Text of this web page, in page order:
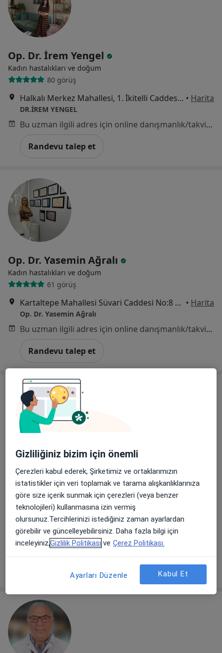
Op. Dr. İrem Yengel
Kadın hastalıkları ve doğum
80 görüş
Halkalı Merkez Mahallesi, 1. İkitelli Caddesi No:2, Meydan Halkalı Sitesi A Blok Kat:8 No:86, İstanbul • Harita
DR.İREM YENGEL
Bu uzman ilgili adres için online danışmanlık/takvim sunmuyor.
Randevu talep et
Op. Dr. Yasemin Ağralı
Kadın hastalıkları ve doğum
61 görüş
Kartaltepe Mahallesi Süvari Caddesi No:8 D:16 C Blok, İstanbul • Harita
Op. Dr. Yasemin Ağralı
Bu uzman ilgili adres için online danışmanlık/takvim sunmuyor.
Randevu talep et
32 görüş
Florya Cad. Florya Asfaltı Çıkmazı Sok No:1, İstanbul
Emine Dilek Bahçekapılı Yıldırım Muayenehanesi
Gizliliğiniz bizim için önemli
Çerezleri kabul ederek, Şirketimiz ve ortaklarımızın
istatistikler için veri toplamak ve tarama alışkanlıklarınıza
göre size içerik sunmak için çerezleri (veya benzer
teknolojileri) kullanmasına izin vermiş
olursunuz.Tercihlerinizi istediğiniz zaman ayarlardan
görebilir ve güncelleyebilirsiniz. Daha fazla bilgi için
inceleyiniz,Gizlilik Politikası ve Çerez Politikası.
Ayarları Düzenle Kabul Et